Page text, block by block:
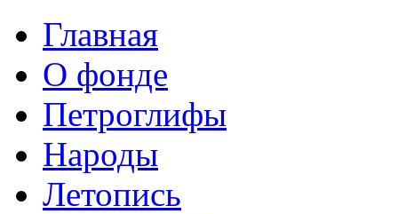
Главная
О фонде
Петроглифы
Народы
Летопись